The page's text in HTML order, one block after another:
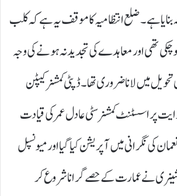
بنایا ہے۔ ضلع انتظامیہ کا موقف یہ ہے کہ کلب
تھی اور معاہدے کی تجدید نہ ہونے کی وجہ
میں لانا ضروری تھا۔ ڈپٹی کمشنر کیپٹن
پر اسسٹنٹ کمشنر سٹی عادل عمر کی قیادت
کی نگرانی میں آپریشن کیا گیا اور میونسپل
نے عمارت کے حصے گرانا شروع کر